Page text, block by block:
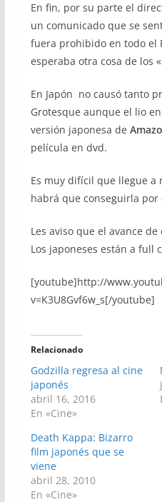
En fin, por su parte el
un comunicado que se
fuera prohibido en todo el
esperaba otra cosa de los
En Japón no causó tanto
Grotesque aunque el lio
versión japonesa de
película en dvd.
Es muy difícil que llegue a
habrá que conseguirla por
Les aviso que el avance
Los japoneses están a full
[youtube]http://
v=K3U8Gvf6w_s[/youtube]
Relacionado
Godzilla regresa al cine
japonés
abril 16, 2016
En «Cine»
Death Kappa: Bizarro
film japonés que se
viene
abril 28, 2010
En «Cine»